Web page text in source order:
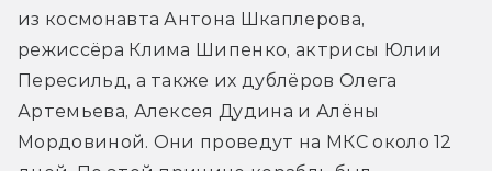
из космонавта Антона Шкаплерова,
режиссёра Клима Шипенко, актрисы Юлии
Пересильд, а также их дублёров Олега
Артемьева, Алексея Дудина и Алёны
Мордовиной. Они проведут на МКС около 12